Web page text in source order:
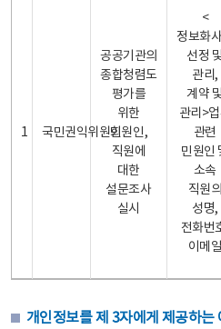
1 국민권익위원회
공공기관의
종합청렴도
평가를
위한
민원인,
직원에
대한
설문조사
실시
<
정보화
선정
관리,
계약
관리>
관련
민원인
소속
직원의
성명,
전화번
이메일
개인정보를 제 3자에게 제공하는